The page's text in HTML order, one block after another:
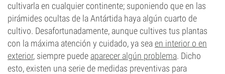
cultivarla en cualquier continente; suponiendo que en las
pirámides ocultas de la Antártida haya algún cuarto de
cultivo. Desafortunadamente, aunque cultives tus plantas
con la máxima atención y cuidado, ya seaen interior o en
exterior, siempre puede aparecer algún problema. Dicho
esto, existen una serie de medidas preventivas para